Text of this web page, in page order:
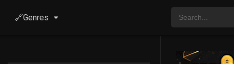
🔗Genres